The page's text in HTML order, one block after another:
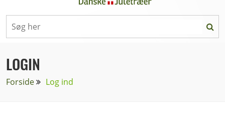
LOGIN
Forside Log ind